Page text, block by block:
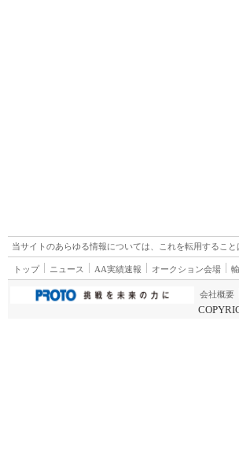
当サイトのあらゆる情報については、これを転用するこ
トップ ニュース AA実績速報 オークション会場
会社概要